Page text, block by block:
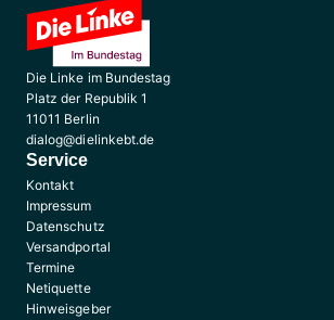
Die Linke im Bundestag
Platz der Republik 1
11011 Berlin
dialog@dielinkebt.de
Service
Kontakt
Impressum
Datenschutz
Versandportal
Termine
Netiquette
Hinweisgeber